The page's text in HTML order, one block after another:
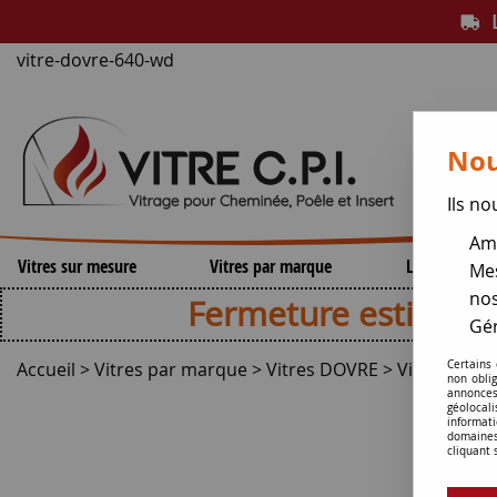
vitre-dovre-640-wd
Vitres sur mesure Vitres par marque Lamelles de
Fermeture estivale ,
Accueil >Vitres par marque >Vitres DOVRE >Vitres de
Ils
Certains
non
cliquant